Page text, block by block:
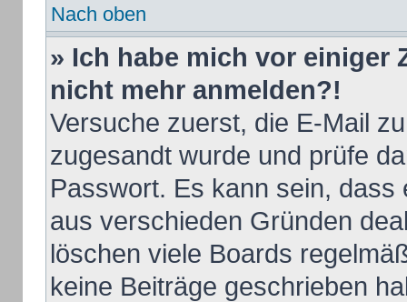
Nach oben
» Ich habe mich vor einiger
nicht mehr anmelden?!
Versuche zuerst, die E-Mail
zugesandt wurde und prüfe
Passwort. Es kann sein,
aus verschieden Gründen
löschen viele Boards
keine Beiträge geschrieben